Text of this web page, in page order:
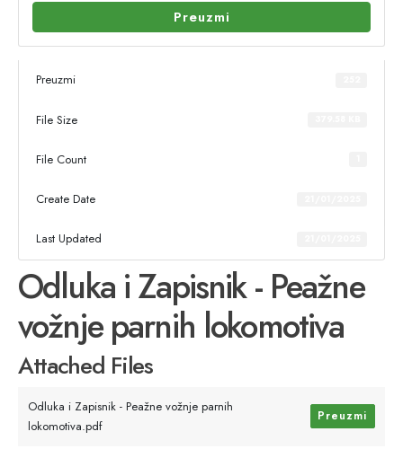
Preuzmi
Preuzmi
File Size
File Count
Create Date
Last Updated
Odluka i Zapisnik - Peažne
vožnje parnih lokomotiva
Attached Files
Odluka i Zapisnik - Peažne vožnje parnih
lokomotiva.pdf
Preuzmi